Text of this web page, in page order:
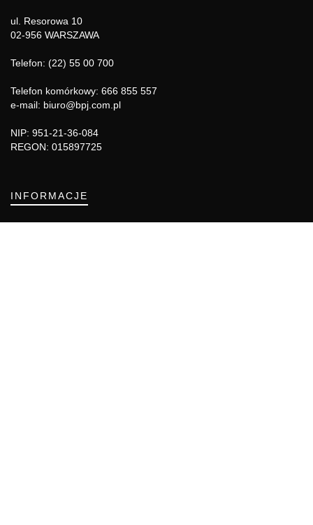
ul. Resorowa 10
02-956 WARSZAWA
Telefon: (22) 55 00 700
Telefon komórkowy: 666 855 557
e-mail: biuro@bpj.com.pl
NIP: 951-21-36-084
REGON: 015897725
INFORMACJE